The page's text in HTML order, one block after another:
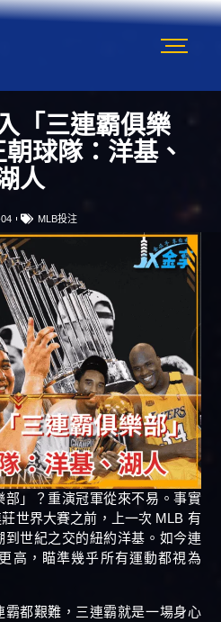
「三連霸俱樂
球隊：洋基、
人
MLB投注
」？重演冠軍從來不易。事實
世界大賽之前，上一次 MLB 有
世紀之交的紐約洋基。如今連
高，瞄準幾乎所有運動都視為
都艱難，三連霸就是一場身心